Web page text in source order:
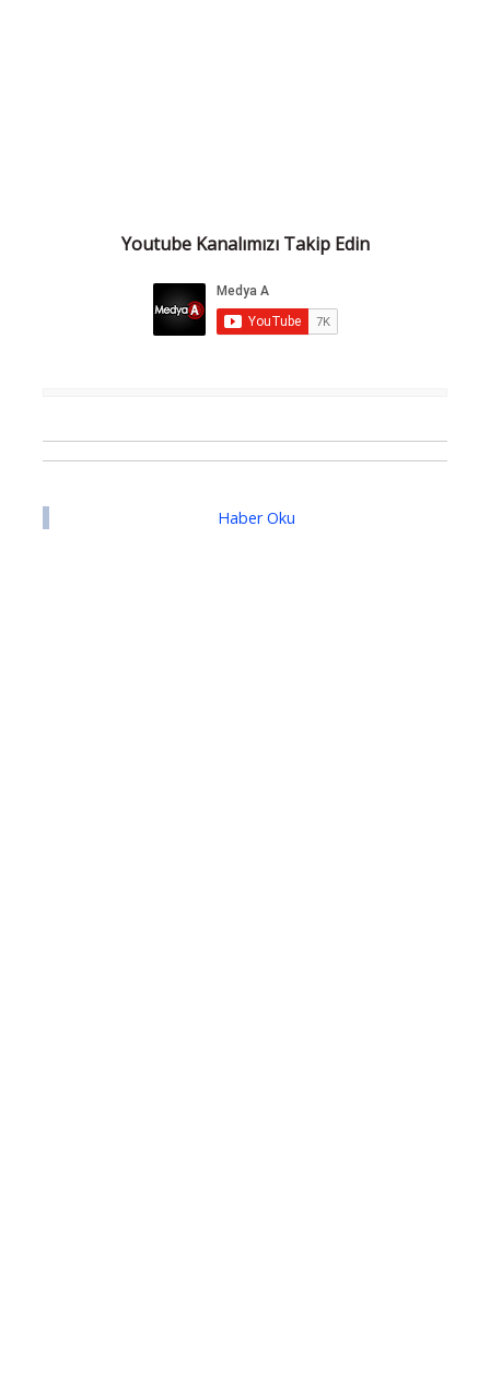
Youtube Kanalımızı Takip Edin
Haber Oku